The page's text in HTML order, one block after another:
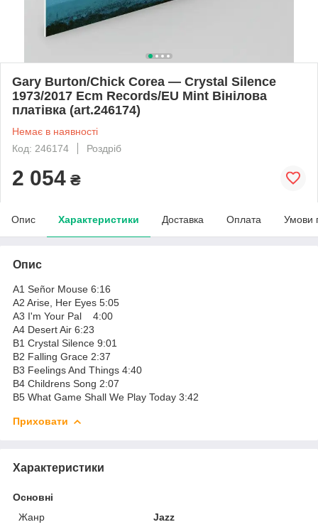
Gary Burton/Chick Corea — Crystal Silence
1973/2017 Ecm Records/EU Mint Вінілова
платівка (art.246174)
Немає в наявності
Код: 246174
Роздріб
2 054 ₴
Опис Характеристики Доставка Оплата Умови
Опис
A1 Señor Mouse 6:16
A2 Arise, Her Eyes 5:05
A3 I'm Your Pal 4:00
A4 Desert Air 6:23
B1 Crystal Silence 9:01
B2 Falling Grace 2:37
B3 Feelings And Things 4:40
B4 Childrens Song 2:07
B5 What Game Shall We Play Today 3:42
Приховати
Характеристики
Основні
Жанр
Jazz